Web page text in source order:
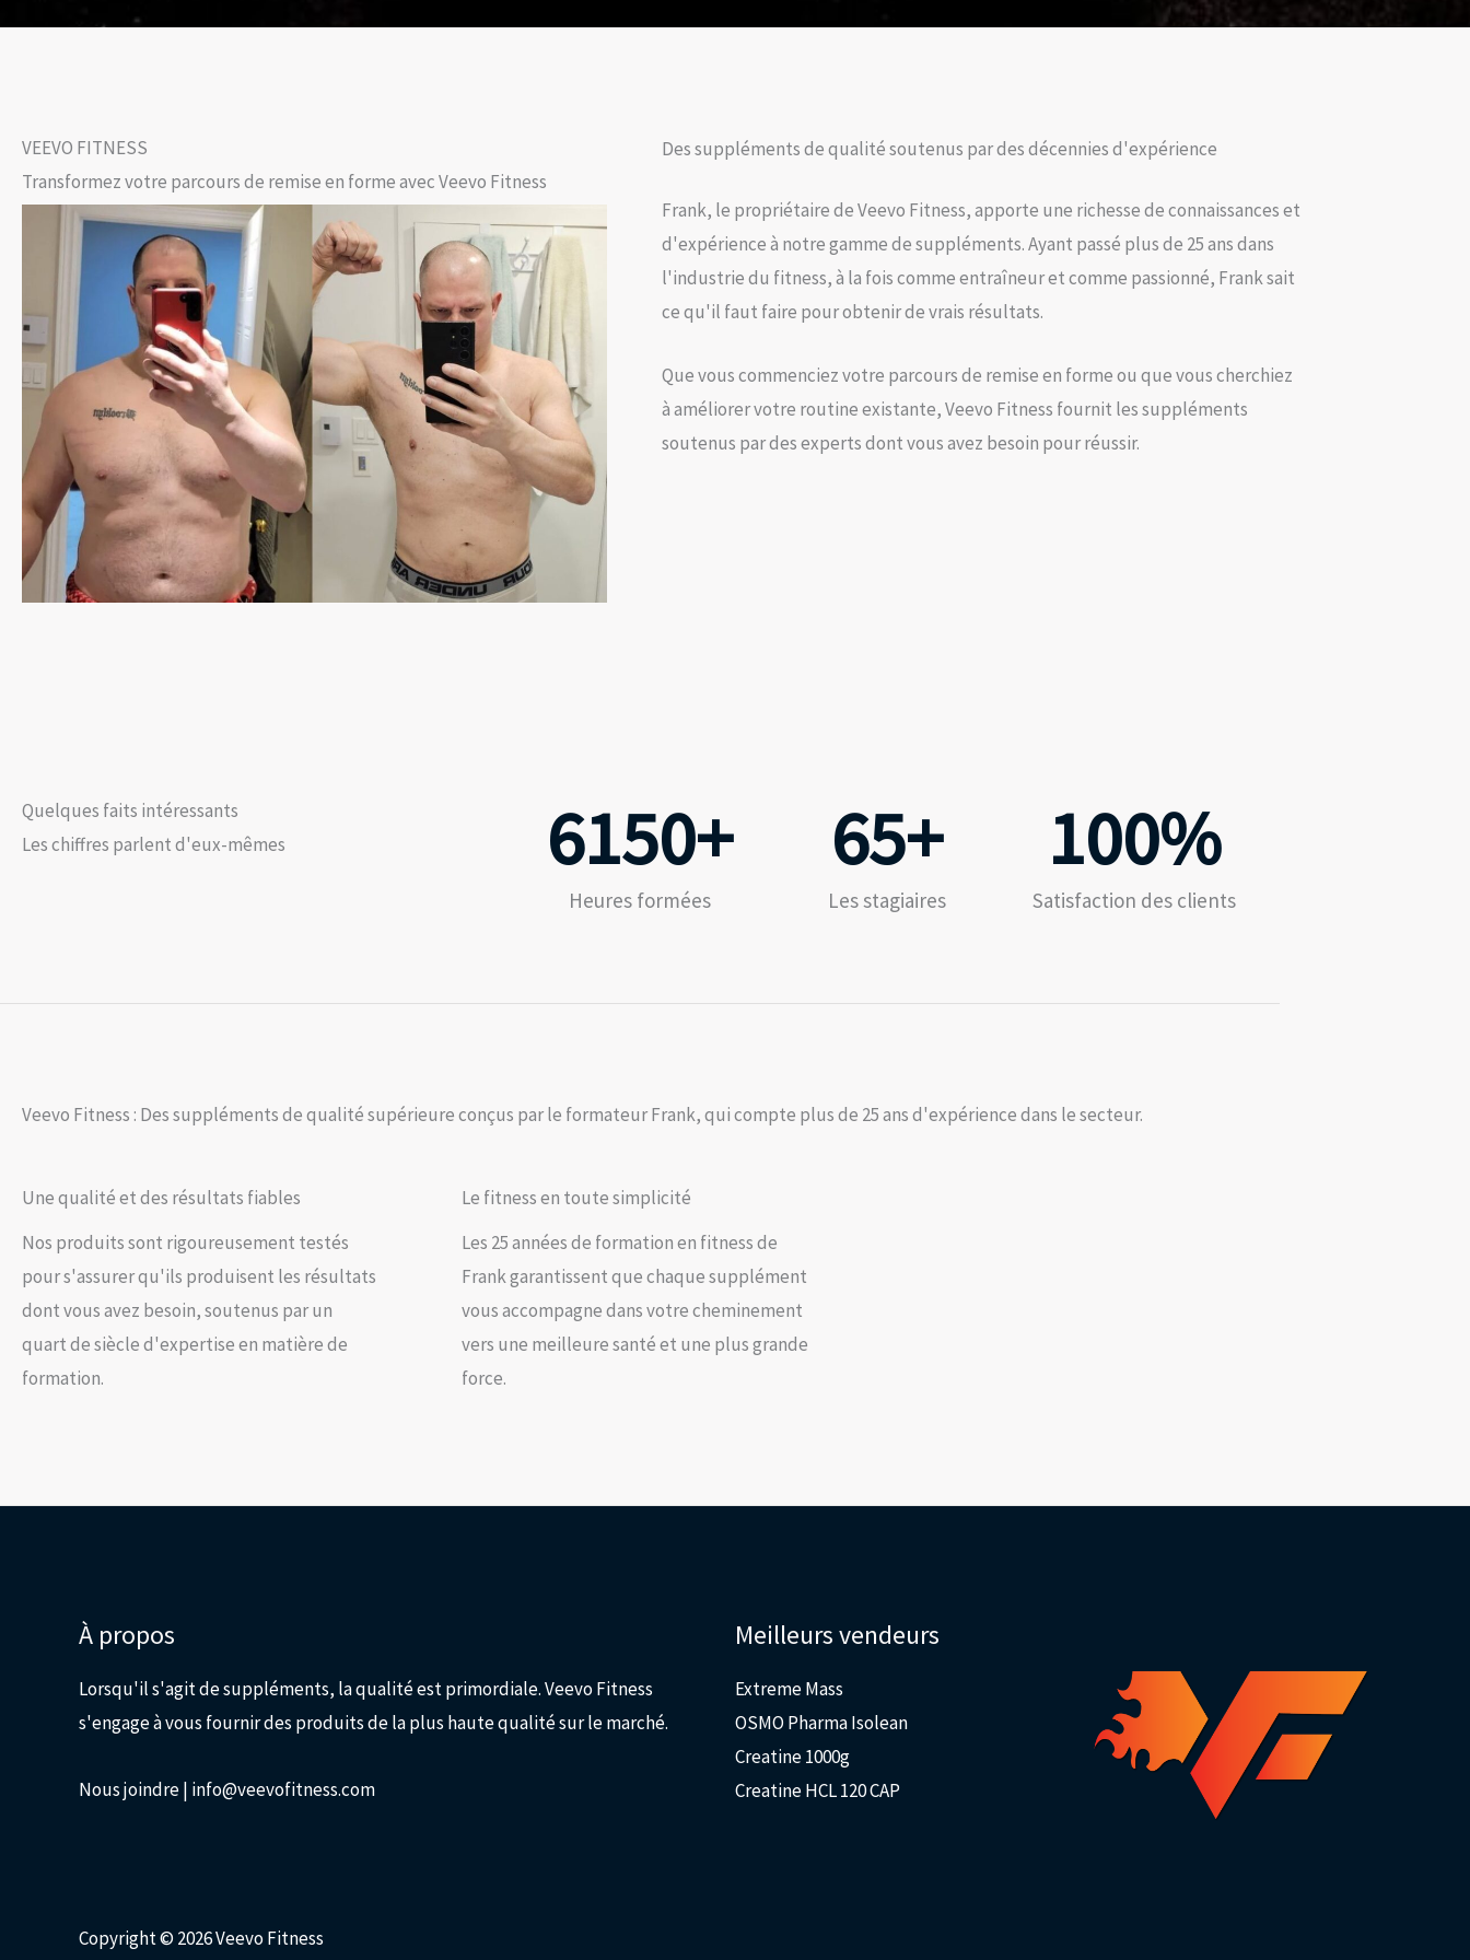
VEEVO FITNESS
Transformez votre parcours de remise en forme avec Veevo Fitness
Des suppléments de qualité soutenus par des décennies d'expérience
Frank, le propriétaire de Veevo Fitness, apporte une richesse de connaissances et
d'expérience à notre gamme de suppléments. Ayant passé plus de 25 ans dans
l'industrie du fitness, à la fois comme entraîneur et comme passionné, Frank sait
ce qu'il faut faire pour obtenir de vrais résultats.
Que vous commenciez votre parcours de remise en forme ou que vous cherchiez
à améliorer votre routine existante, Veevo Fitness fournit les suppléments
soutenus par des experts dont vous avez besoin pour réussir.
Quelques faits intéressants
Les chiffres parlent d'eux-mêmes
Heures formées
6150+
Les stagiaires
65+
Satisfaction des clients
100%
Veevo Fitness : Des suppléments de qualité supérieure conçus par le formateur Frank, qui compte plus de 25 ans d'expérience dans le secteur.
Une qualité et des résultats fiables
Nos produits sont rigoureusement testés
pour s'assurer qu'ils produisent les résultats
dont vous avez besoin, soutenus par un
quart de siècle d'expertise en matière de
formation.
Le fitness en toute simplicité
Les 25 années de formation en fitness de
Frank garantissent que chaque supplément
vous accompagne dans votre cheminement
vers une meilleure santé et une plus grande
force.
À propos
Lorsqu'il s'agit de suppléments, la qualité est primordiale. Veevo Fitness
s'engage à vous fournir des produits de la plus haute qualité sur le marché.
Nous joindre| info@veevofitness.com
Meilleurs vendeurs
Extreme Mass
OSMO Pharma Isolean
Creatine 1000g
Creatine HCL 120 CAP
Copyright © 2026 Veevo Fitness